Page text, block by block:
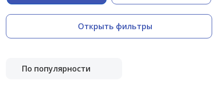
Открыть фильтры
По популярности